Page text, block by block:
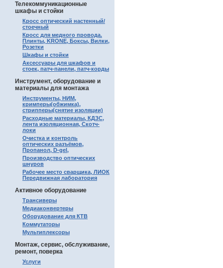
Телекоммуникационные
шкафы и стойки
Кросс оптический настенный/
стоечный
Кросс для медного провода.
Плинты, KRONE, Боксы, Вилки,
Розетки
Шкафы и стойки
Аксессуары для шкафов и
стоек, патч-панели, патч-корды
Инструмент, оборудование и
материалы для монтажа
Инструменты, НИМ,
кримперы(обжимка),
стрипперы(снятие изоляции)
Расходные материалы, КДЗС,
лента изоляционная, Скотч-
локи
Очистка и контроль
оптических разъёмов,
Пропанол, D-gel,
Производство оптических
шнуров
Рабочее место сварщика, ЛИОК
Передвижная лаборатория
Активное оборудование
Трансиверы
Медиаконвертеры
Оборудование для КТВ
Коммутаторы
Мультиплексоры
Монтаж, сервис, обслуживание,
ремонт, поверка
Услуги